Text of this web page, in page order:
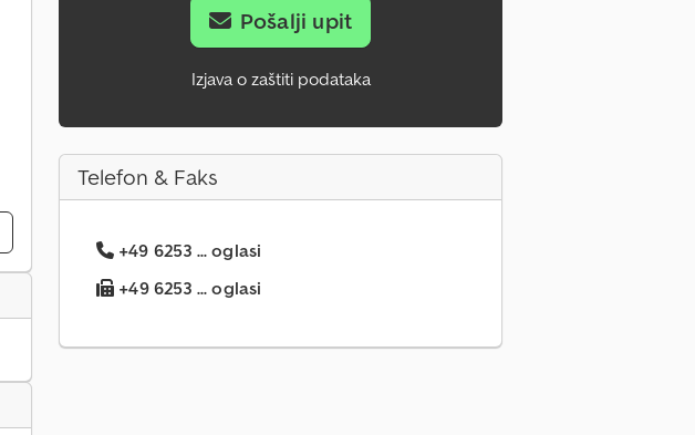
Pošalji upit
Izjava o zaštiti podataka
Telefon & Faks
+49 6253 ... oglasi
+49 6253 ... oglasi